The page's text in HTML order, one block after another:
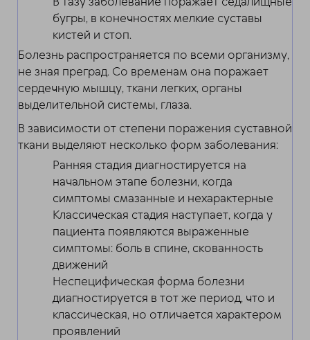
бугры, в конечностях мелкие суставы
кистей и стоп.
Болезнь распространяется по всеми организму,
не зная преград. Со временам она поражает
сердечную мышцу, ткани легких, органы
выделительной системы, глаза.
В зависимости от степени поражения суставной
ткани выделяют несколько форм заболевания:
Ранняя стадия диагностируется на
начальном этапе болезни, когда
симптомы смазанные и нехарактерные
Классическая стадия наступает, когда у
пациента появляются выраженные
симптомы: боль в спине, скованность
движений
Неспецифическая форма болезни
диагностируется в тот же период, что и
классическая, но отличается характером
проявлений